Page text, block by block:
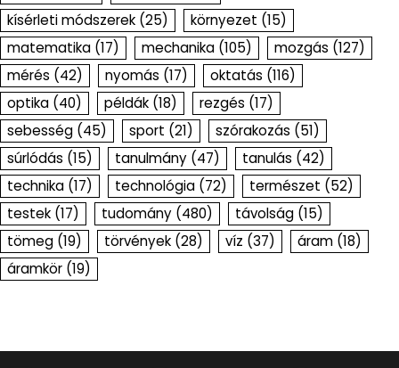
kísérleti módszerek (25) környezet (15)
matematika (17) mechanika (105) mozgás (127)
mérés (42) nyomás (17) oktatás (116)
optika (40) példák (18) rezgés (17)
sebesség (45) sport (21) szórakozás (51)
súrlódás (15) tanulmány (47) tanulás (42)
technika (17) technológia (72) természet (52)
testek (17) tudomány (480) távolság (15)
tömeg (19) törvények (28) víz (37) áram (18)
áramkör (19)